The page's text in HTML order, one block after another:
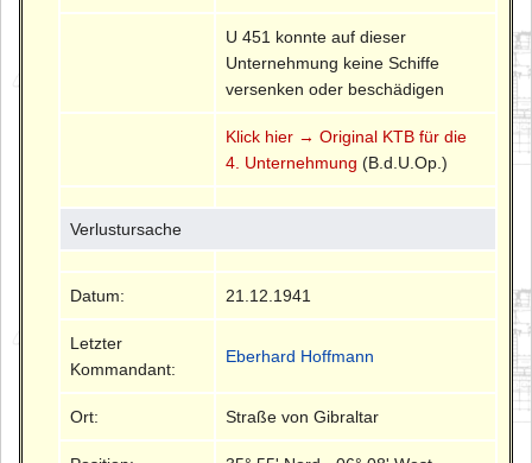
U 451 konnte auf dieser
Unternehmung keine Schiffe
versenken oder beschädigen
Klick hier → Original KTB für die
4. Unternehmung (B.d.U.Op.)
Verlustursache
Datum: 21.12.1941
Letzter
Kommandant:
Eberhard Hoffmann
Ort: Straße von Gibraltar